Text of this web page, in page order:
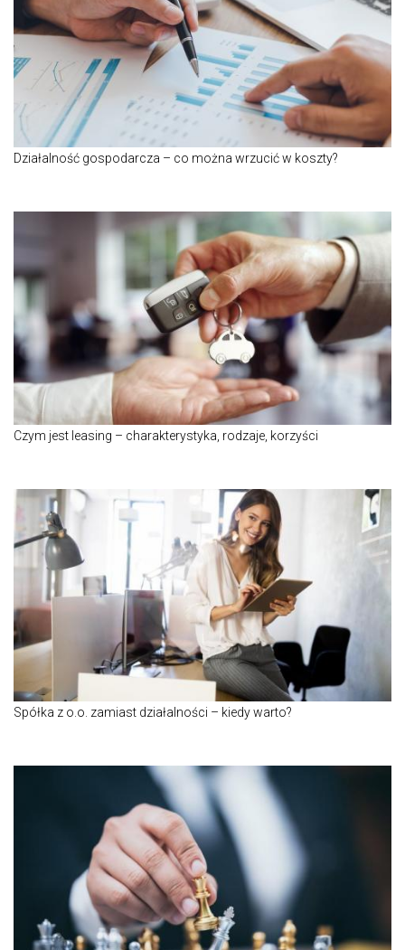
Działalność gospodarcza – co można wrzucić w koszty?
Czym jest leasing – charakterystyka, rodzaje, korzyści
Spółka z o.o. zamiast działalności – kiedy warto?